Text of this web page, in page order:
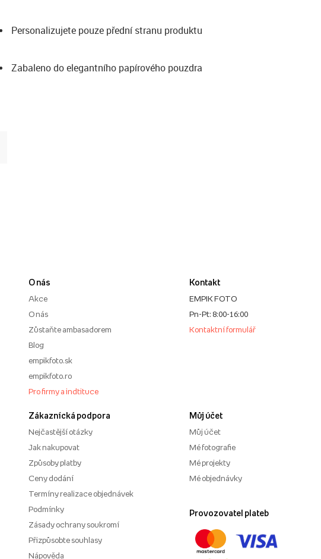
Personalizujete pouze přední stranu produktu
Zabaleno do elegantního papírového pouzdra
O nás
Akce
O nás
Zůstaňte ambasadorem
Blog
empikfoto.sk
empikfoto.ro
Pro firmy a indtituce
Zákaznícká podpora
Nejčastější otázky
Jak nakupovat
Způsoby platby
Ceny dodání
Termíny realizace objednávek
Podmínky
Zásady ochrany soukromí
Přizpůsobte souhlasy
Nápověda
Kontakt
EMPIK FOTO
Pn-Pt: 8:00-16:00
Kontaktní formulář
Můj účet
Můj účet
Mé fotografie
Mé projekty
Mé objednávky
Provozovatel plateb